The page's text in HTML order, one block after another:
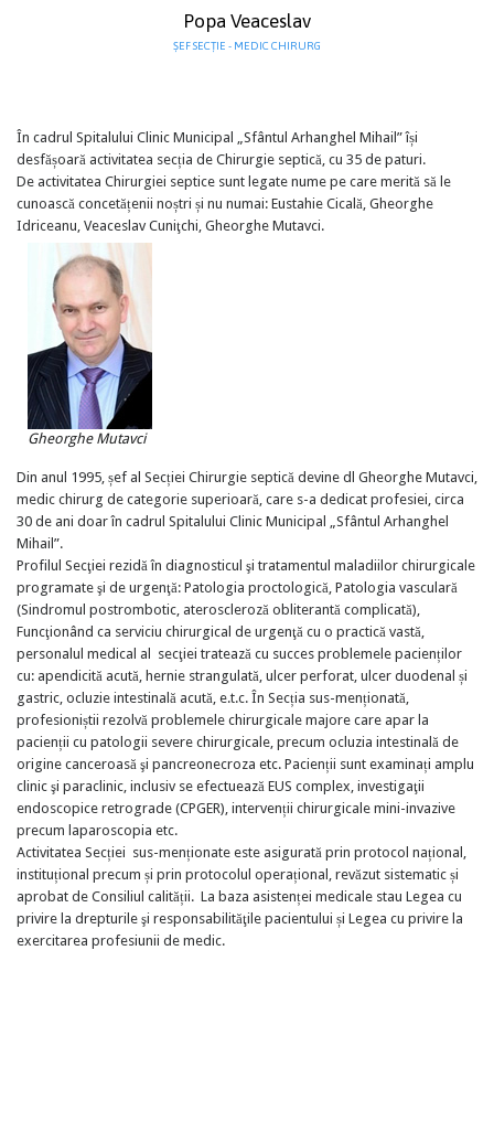
Popa Veaceslav
ŞEF SECȚIE - MEDIC CHIRURG
În cadrul Spitalului Clinic Municipal „Sfântul Arhanghel Mihail” își
desfășoară activitatea secția de Chirurgie septică, cu 35 de paturi.
De activitatea Chirurgiei septice sunt legate nume pe care merită să le
cunoască concetățenii noștri și nu numai: Eustahie Cicală, Gheorghe
Idriceanu, Veaceslav Cuniţchi, Gheorghe Mutavci.
Gheorghe Mutavci
Din anul 1995, șef al Secției Chirurgie septică devine dl Gheorghe Mutavci,
medic chirurg de categorie superioară, care s-a dedicat profesiei, circa
30 de ani doar în cadrul Spitalului Clinic Municipal „Sfântul Arhanghel
Mihail”.
Profilul Secţiei rezidă în diagnosticul şi tratamentul maladiilor chirurgicale
programate şi de urgenţă: Patologia proctologică, Patologia vasculară
(Sindromul postrombotic, ateroscleroză obliterantă complicată),
Funcţionând ca serviciu chirurgical de urgenţă cu o practică vastă,
personalul medical al secţiei tratează cu succes problemele pacienților
cu: apendicită acută, hernie strangulată, ulcer perforat, ulcer duodenal și
gastric, ocluzie intestinală acută, e.t.c. În Secția sus-menționată,
profesioniștii rezolvă problemele chirurgicale majore care apar la
pacienții cu patologii severe chirurgicale, precum ocluzia intestinală de
origine canceroasă şi pancreonecroza etc. Pacienții sunt examinați amplu
clinic şi paraclinic, inclusiv se efectuează EUS complex, investigaţii
endoscopice retrograde (CPGER), intervenții chirurgicale mini-invazive
precum laparoscopia etc.
Activitatea Secției sus-menționate este asigurată prin protocol național,
instituțional precum și prin protocolul operațional, revăzut sistematic și
aprobat de Consiliul calității. La baza asistenței medicale stau Legea cu
privire la drepturile şi responsabilităţile pacientului și Legea cu privire la
exercitarea profesiunii de medic.